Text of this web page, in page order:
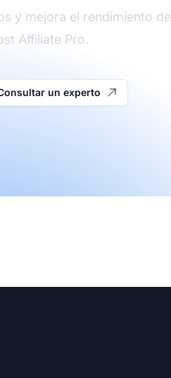
y mejora el rendimiento de
Affiliate Pro.
un experto